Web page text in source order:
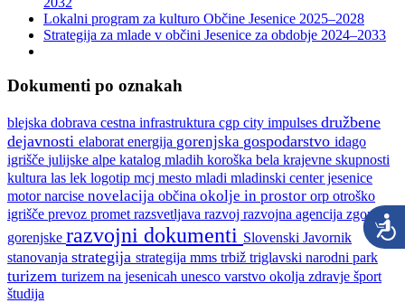
Lokalni program za kulturo Občine Jesenice 2025–2028
Strategija za mlade v občini Jesenice za obdobje 2024–2033
Dokumenti po oznakah
blejska dobrava cestna infrastruktura cgp city impulses družbene
dejavnosti elaborat energija gorenjska gospodarstvo idago
igrišče julijske alpe katalog mladih koroška bela krajevne skupnosti
kultura las lek logotip mcj mesto mladi mladinski center jesenice
motornarcise novelacija občina okolje in prostor orp otroško
igrišče prevoz promet razsvetljava razvoj razvojna agencija zgornje
gorenjske razvojni dokumenti Slovenski Javornik
stanovanja strategija strategija mms trbiž triglavski narodni park
turizem turizem na jesenicah unesco varstvo okolja zdravje šport
študija